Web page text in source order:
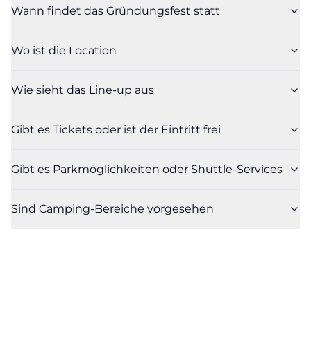
Wann findet das Gründungsfest statt
Wo ist die Location
Wie sieht das Line-up aus
Gibt es Tickets oder ist der Eintritt frei
Gibt es Parkmöglichkeiten oder Shuttle-Services
Sind Camping-Bereiche vorgesehen